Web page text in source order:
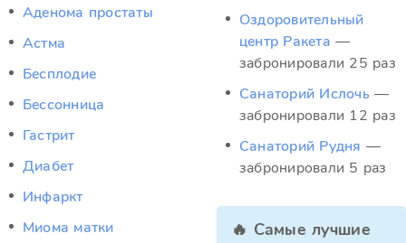
Аденома простаты
Астма
Бесплодие
Бессонница
Гастрит
Диабет
Инфаркт
Миома матки
Оздоровительный
центр Ракета —
забронировали 25 раз
Санаторий Ислочь —
забронировали 12 раз
Санаторий Рудня —
забронировали 5 раз
🔥 Самые лучшие